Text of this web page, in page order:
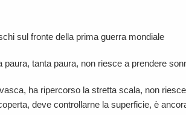
sul fronte della prima guerra mondiale
paura, tanta paura, non riesce a prendere
ha ripercorso la stretta scala, non
deve controllarne la superficie, è